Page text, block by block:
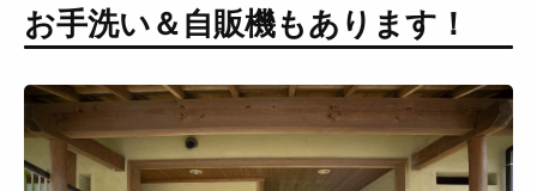
お手洗い＆自販機もあります！